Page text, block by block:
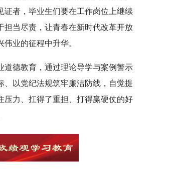
证者，毕业生们要在工作岗位上继续
担当尽责，让青春在新时代改革开放
业的征程中升华。
道德教育，通过理论导学与案例警示
以党纪法规筑牢廉洁防线，自觉提
压力、扛得了重担、打得赢硬仗的好